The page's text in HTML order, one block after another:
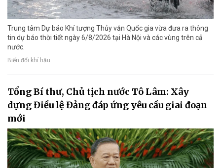
Trung tâm Dự báo Khí tượng Thủy văn Quốc gia vừa đưa ra thông
tin dự báo thời tiết ngày 6/8/2026 tại Hà Nội và các vùng trên cả
nước.
Biến đổi khí hậu
Tổng Bí thư, Chủ tịch nước Tô Lâm: Xây
dựng Điều lệ Đảng đáp ứng yêu cầu giai đoạn
mới